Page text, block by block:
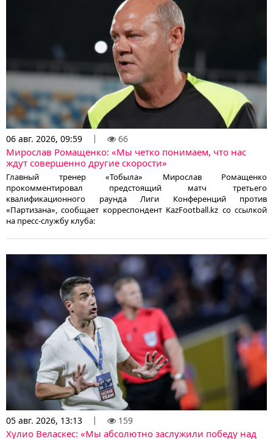
06 авг. 2026, 09:59 66
Мирослав Ромащенко: «Мы четко понимаем, что нас
ждут совершенно другие скорости»
Главный тренер «Тобыла» Мирослав Ромащенко
прокомментировал предстоящий матч третьего
квалификационного раунда Лиги Конференций против
«Партизана», сообщает корреспондент KazFootball.kz со ссылкой
на пресс-службу клуба:
05 авг. 2026, 13:13 159
Хулио Веласкес: «Мы абсолютно заслужили победу над